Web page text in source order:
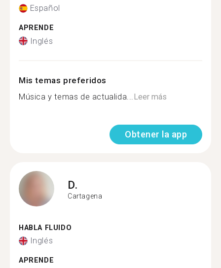
Español
APRENDE
Inglés
Mis temas preferidos
Música y temas de actualida... Leer más
Obtener la app
D.
Cartagena
HABLA FLUIDO
Inglés
APRENDE